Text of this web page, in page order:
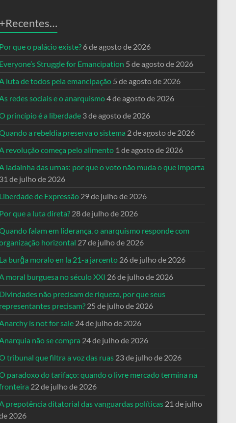
+Recentes…
Por que o palácio existe? 6 de agosto de 2026
Everyone’s Struggle for Emancipation 5 de agosto de 2026
luta de todos pela emancipação 5 de agosto de 2026
redes sociais e o anarquismo4 de agosto de 2026
princípio é a liberdade 3 de agosto de 2026
a rebeldia preserva o sistema 2 de agosto de 2026
revolução começa pelo alimento 1 de agosto de 2026
ladainha das urnas: por que o voto não muda o que importa
31 de julho de 2026
Liberdade de Expressão 29 de julho de 2026
Por que a luta direta? 28 de julho de 2026
falam em liderança, o anarquismo responde com
horizontal 27 de julho de 2026
La burĝa moralo en la 21-a jarcento 26 de julho de 2026
moral burguesa no século XXI 26 de julho de 2026
Divindades não precisam de riqueza, por que seus
representantes precisam? 25 de julho de 2026
is not for sale 24 de julho de 2026
não se compra 24 de julho de 2026
tribunal que filtra a voz das ruas 23 de julho de 2026
paradoxo do tarifaço: quando o livre mercado termina na
22 de julho de 2026
prepotência ditatorial das vanguardas políticas 21 de julho
2026